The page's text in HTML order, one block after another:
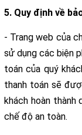
5. Quy định về
- Trang web của
sử dụng các biện
toán của quý
thanh toán sẽ
khách hoàn thành
chế độ an toàn.